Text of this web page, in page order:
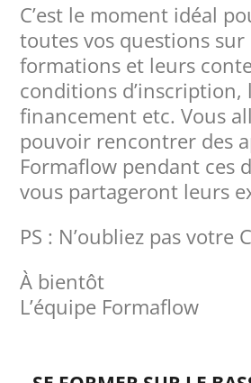
C’est le moment idéal
toutes vos questions sur
formations et leurs
conditions d’inscription,
financement etc. Vous
pouvoir rencontrer des
Formaflow pendant ces
vous partageront leurs
PS : N’oubliez pas votre
À bientôt
L’équipe Formaflow